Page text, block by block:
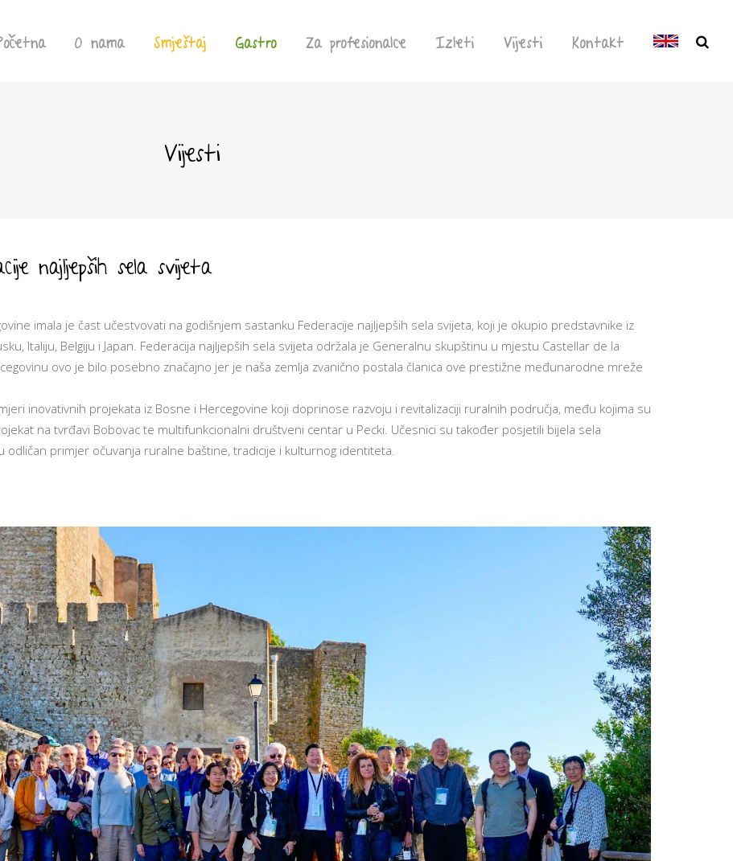
O nama Smještaj Gastro Za profesionalce Izleti Vijesti Kontakt
Vijesti
najljepših sela svijeta
imala je čast učestvovati na godišnjem sastanku Federacije najljepših sela svijeta, koji je okupio predstavnike iz
Italiju, Belgiju i Japan. Federacija najljepših sela svijeta održala je Generalnu skupštinu u mjestu Castellar de la
ovo je bilo posebno značajno jer je naša zemlja zvanično postala članica ove prestižne međunarodne mreže
inovativnih projekata iz Bosne i Hercegovine koji doprinose razvoju i revitalizaciji ruralnih područja, među kojima su
na tvrđavi Bobovac te multifunkcionalni društveni centar u Pecki. Učesnici su također posjetili bijela sela
odličan primjer očuvanja ruralne baštine, tradicije i kulturnog identiteta.